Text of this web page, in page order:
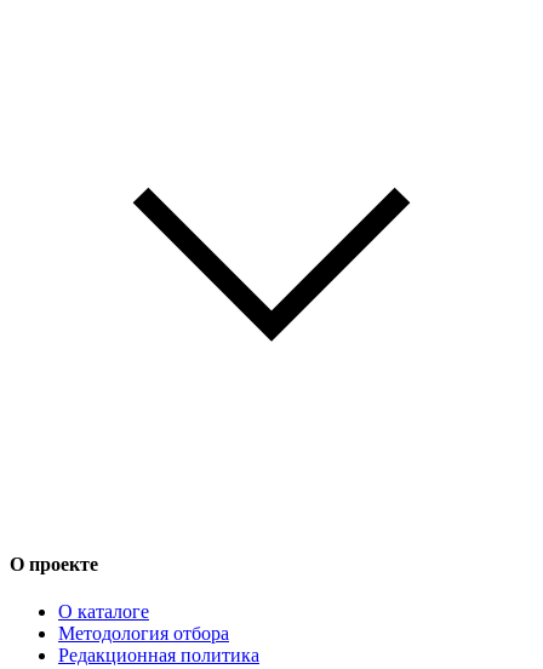
О проекте
О каталоге
Методология отбора
Редакционная политика